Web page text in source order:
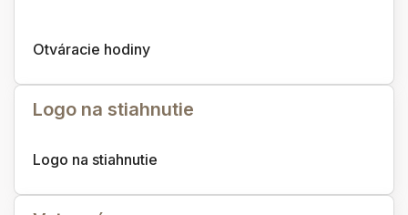
Otváracie hodiny
Logo na stiahnutie
Logo na stiahnutie